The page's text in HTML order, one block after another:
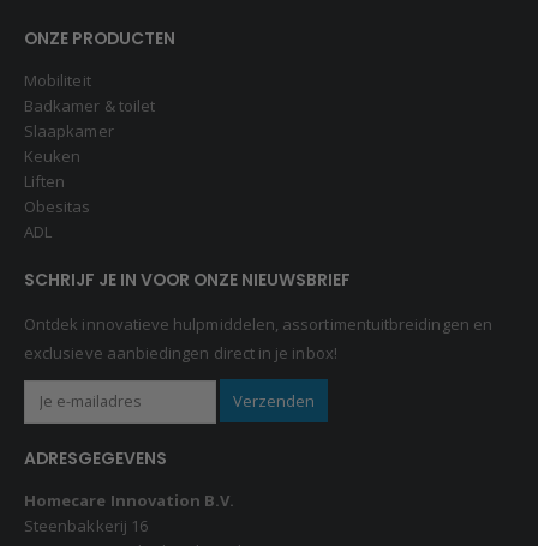
ONZE PRODUCTEN
Mobiliteit
Badkamer & toilet
Slaapkamer
Keuken
Liften
Obesitas
ADL
SCHRIJF JE IN VOOR ONZE NIEUWSBRIEF
Ontdek innovatieve hulpmiddelen, assortimentuitbreidingen en
exclusieve aanbiedingen direct in je inbox!
ADRESGEGEVENS
Homecare Innovation B.V.
Steenbakkerij 16